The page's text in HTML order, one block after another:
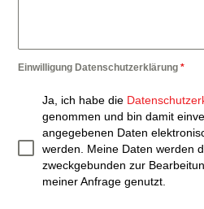
Einwilligung Datenschutzerklärung*
Ja, ich habe die
genommen und bin damit
angegebenen Daten
werden. Meine Daten werden
zweckgebunden zur
meiner Anfrage genutzt.